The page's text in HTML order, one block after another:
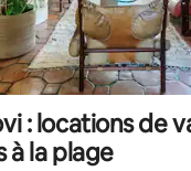
: locations de
à la plage